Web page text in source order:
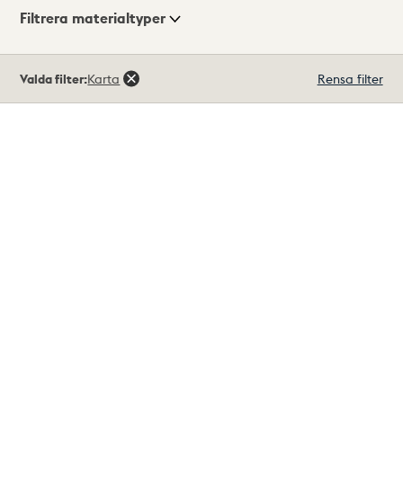
Visningsläge
Filtrera materialtyper
träffar
Valda filter:Karta Rensa filter